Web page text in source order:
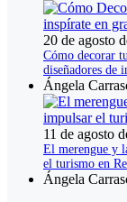
20 de agosto
Cómo decorar
diseñadores de
Ángela
11 de agosto
El merengue y
el turismo en
Ángela